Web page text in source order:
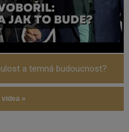
a temná budoucnost?
»